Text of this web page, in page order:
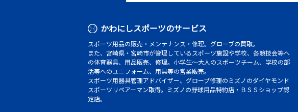
かわにしスポーツのサービス
スポーツ用品の販売・メンテナンス・修理。グローブの買取。
また、宮崎県・宮崎市が管理しているスポーツ施設や学校、各競技会等へ
の体育器具、用品販売、修理。小学生～大人のスポーツチーム、学校の部
活等へのユニフォーム、用具等の営業販売。
スポーツ用器具管理アドバイザー、グローブ修理のミズノのダイヤモンド
スポーツリペアーマン取得。ミズノの野球用品特約店・ＢＳＳショップ認
定店。